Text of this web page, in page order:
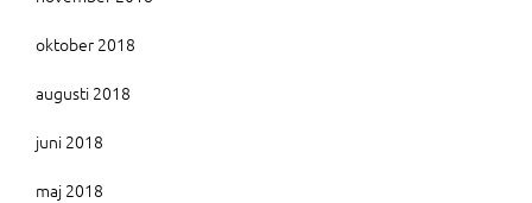
oktober 2018
augusti 2018
juni 2018
maj 2018